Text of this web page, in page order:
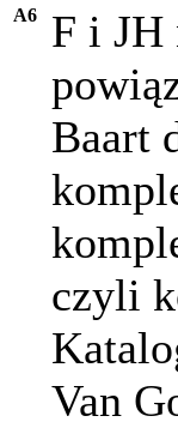
A6
F i JH
Baart
czyli
Van